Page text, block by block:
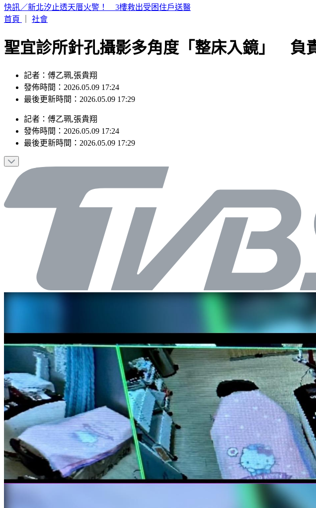
快訊／新北汐止透天厝火警！ 3樓救出受困住戶送醫
首頁
社會
聖宜診所針孔攝影多角度「整床入鏡」 負
記者：傅乙珮,張貴翔
發佈時間：2026.05.09 17:24
最後更新時間：2026.05.09 17:29
記者 ： 傅乙珮,張貴翔
發佈時間： 2026.05.09 17:24
最後更新時間： 2026.05.09 17:29